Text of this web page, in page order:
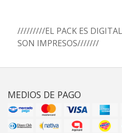
/////////EL PACK ES
SON IMPRESOS///////
MEDIOS DE PAGO